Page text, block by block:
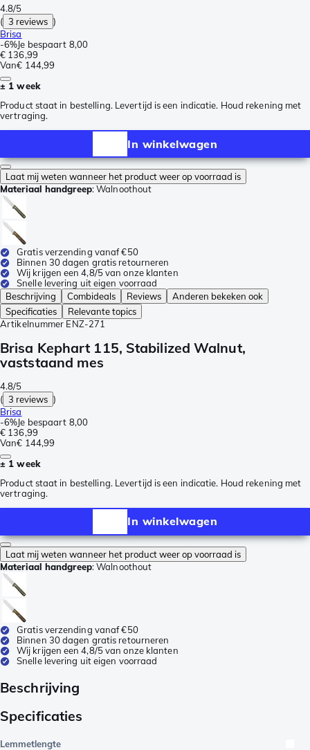
4.8/5
( 3 reviews )
Brisa
-6%Je bespaart 8,00
€ 136,99
Van€ 144,99
± 1 week
Product staat in bestelling. Levertijd is een indicatie. Houd rekening met
vertraging.
In winkelwagen
Laat mij weten wanneer het product weer op voorraad is
Materiaal handgreep:Walnoothout
Gratis verzending vanaf €50
Binnen 30 dagen gratis retourneren
Wij krijgen een 4,8/5 van onze klanten
Snelle levering uit eigen voorraad
Beschrijving
Combideals Reviews
Anderen bekeken ook
Specificaties
Relevante topics
Artikelnummer ENZ-271
Brisa Kephart 115, Stabilized Walnut,
vaststaand mes
4.8/5
( 3 reviews )
Brisa
-6%Je bespaart 8,00
€ 136,99
Van€ 144,99
± 1 week
Product staat in bestelling. Levertijd is een indicatie. Houd rekening met
vertraging.
In winkelwagen
Laat mij weten wanneer het product weer op voorraad is
Materiaal handgreep:Walnoothout
Gratis verzending vanaf €50
Binnen 30 dagen gratis retourneren
Wij krijgen een 4,8/5 van onze klanten
Snelle levering uit eigen voorraad
Beschrijving
Specificaties
Lemmetlengte